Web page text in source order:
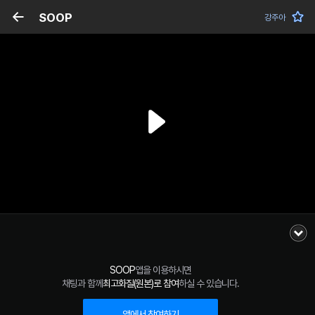
SOOP 강주아
SOOP앱을 이용하시면
채팅과 함께최고화질(원본)로 참여하실 수 있습니다.